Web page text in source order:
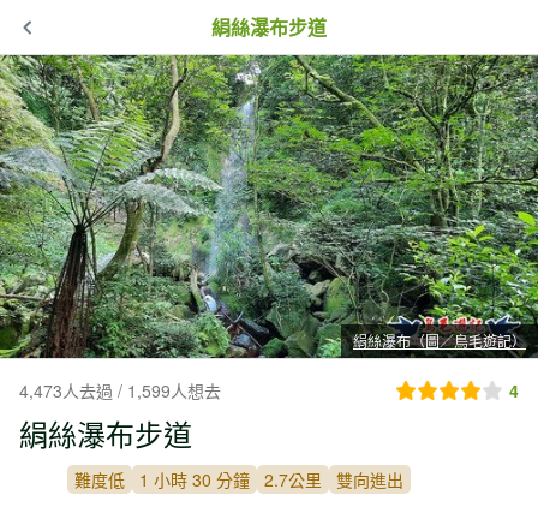
絹絲瀑布步道
絹絲瀑布（圖／鳥毛遊記）
4,473人去過 / 1,599人想去 4
絹絲瀑布步道
難度低 1 小時 30 分鐘 2.7公里 雙向進出